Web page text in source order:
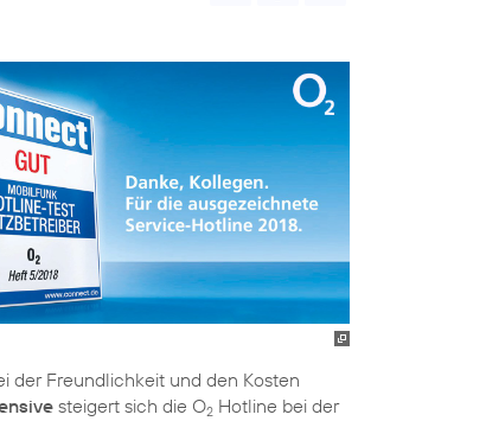
der Freundlichkeit und den Kosten
steigert sich die O2 Hotline bei der